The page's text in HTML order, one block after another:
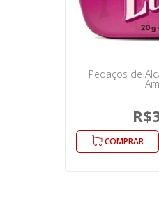
Pedaços de
COMPRAR